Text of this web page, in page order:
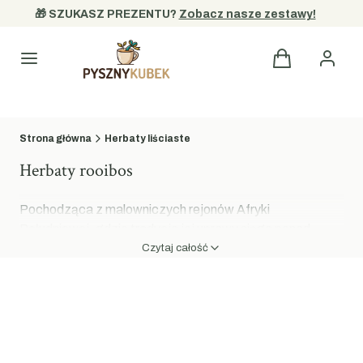
🎁 SZUKASZ PREZENTU? Zobacz nasze zestawy!
Kategorie
Strona główna Herbaty liściaste
Herbaty rooibos
Pochodząca z malowniczych rejonów Afryki
herbata Rooibosto napar absolutnie
Czytaj całość